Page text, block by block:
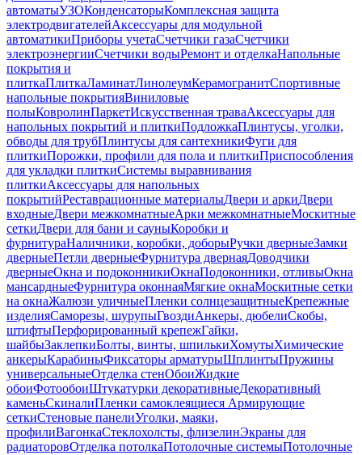
автоматыУЗОКонденсаторыКомплексная защита
электродвигателейАксессуары для модульной
автоматикиПриборы учетаСчетчики газаСчетчики
электроэнергииСчетчики водыРемонт и отделкаНапольные
покрытия и
плиткаПлиткаЛаминатЛинолеумКерамогранитСпортивные
напольные покрытияВиниловые
полыКовролинПаркетИскусственная траваАксессуары для
напольных покрытий и плиткиПодложкаПлинтусы, уголки,
обводы для трубПлинтусы для сантехникиФуги для
плиткиПорожки, профили для пола и плиткиПриспособления
для укладки плиткиСистемы выравнивания
плиткиАксессуары для напольных
покрытийРеставрационные материалыДвери и аркиДвери
входныеДвери межкомнатныеАрки межкомнатныеМоскитные
сеткиДвери для бани и сауныКоробки и
фурнитураНаличники, коробки, доборыРучки дверныеЗамки
дверныеПетли дверныеФурнитура двернаяДоводчики
дверныеОкна и подоконникиОкнаПодоконники, отливыОкна
мансардныеФурнитура оконнаяМягкие окнаМоскитные сетки
на окнаЖалюзи уличныеПленки солнцезащитныеКрепежные
изделияСаморезы, шурупыГвоздиАнкеры, дюбелиСкобы,
штифтыПерфорированный крепежГайки,
шайбыЗаклепкиБолты, винты, шпилькиХомутыХимические
анкерыКарабиныФиксаторы арматурыШплинтыПружины
универсальныеОтделка стенОбоиЖидкие
обоиФотообоиШтукатурки декоративныеДекоративный
каменьСкиналиПленки самоклеящиеся Армирующие
сеткиСтеновые панелиУголки, маяки,
профилиВагонкаСтеклохолсты, флизелинЭкраны для
радиаторовОтделка потолкаПотолочные системыПотолочные